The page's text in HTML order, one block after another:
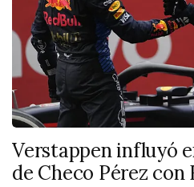
Verstappen influyó
de Checo Pérez con